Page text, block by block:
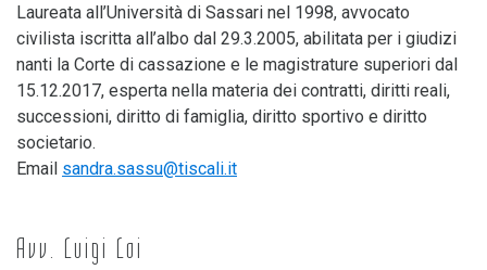
Laureata all’Università di Sassari nel 1998, avvocato
civilista iscritta all’albo dal 29.3.2005, abilitata per i giudizi
nanti la Corte di cassazione e le magistrature superiori dal
15.12.2017, esperta nella materia dei contratti, diritti reali,
successioni, diritto di famiglia, diritto sportivo e diritto
societario.
Email sandra.sassu@tiscali.it
Avv. Luigi Loi